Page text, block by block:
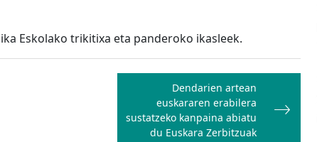
Eskolako trikitixa eta panderoko ikasleek.
Dendarien artean
euskararen erabilera
sustatzeko kanpaina abiatu
du Euskara Zerbitzuak